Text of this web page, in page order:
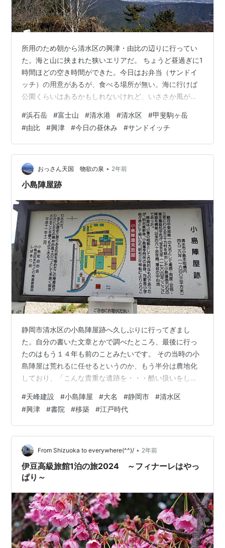
所用のため朝から清水区の興津・由比の辺りに行ってい
た。海と山に挟まれた狭いエリアだ。 ちょうど昼過ぎに1
時間ほどの空き時間ができた。今日はお弁当（サンドイ
ッチ）の用意があるが、食べる場所が無い。海に行けば
公園くらいはあるかもしれないけれど、いささか風が強
岳のアンテナ群が見えた。 浜石岳は、ずいぶん前に登っ
たことがある。700m程度の低山だが、とても見晴らしが
良い。そして、海抜0ｍからのハイキングコースから山頂
直下の駐車場まで、様々な距離で登れるお手軽な山とい
う印象がある。調べてみると、今でも山頂までの道路が
通じているようだった。 というわけで由…
#浜石岳 #富士山 #清水港 #清水区 #甲斐駒ヶ岳
#由比 #興津 #今日の昼休み #サンドイッチ
おっさん天国 物欲の泉 • 2年前
小島陣屋跡
静岡市清水区の小島陣屋跡へ久しぶりに行ってぎまし
た。自分の書いた文章とかで調べたところ、最後に行っ
たのはもう１４年も前のことみたいです。 その当時の小
島陣屋は荒れるに任せるというのか、もう半分は農地化
しており、「こんな貴重な遺跡を・・・酷い扱いをしや
残ってました。こんな感じでした。 ↓YouTubeにもアッ
プしていたことを思い出しました(苦笑)。 youtu.be その
後なんかのニュースで小島陣屋の整備が始まったという
ので、今回様子を見に行ったという次第です。 さて小島
陣屋のことについて書く前に、前段としてそもそも《陣
屋》とは何かについて解説…
#天峰建設 #小島陣屋 #大名 #静岡市 #清水区
#興津 #書院 #移築 #江戸時代
From Shizuoka to everywhere(^^)/ • 2年前
伊豆高級旅館1泊の旅2024 ～フィナーレはやっ
ぱり～